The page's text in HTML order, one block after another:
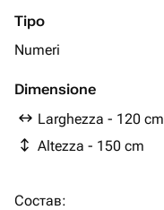
Tipo
Numeri
Dimensione
Larghezza - 120 cm
Altezza - 150 cm
Состав: